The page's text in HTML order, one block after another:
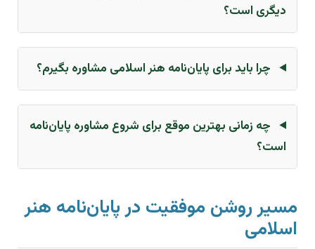
دیگری است؟
چرا باید برای پایان‌نامه هنر اسلامی مشاوره بگیرم؟
چه زمانی بهترین موقع برای شروع مشاوره پایان‌نامه
است؟
مسیر روشن موفقیت در پایان‌نامه هنر
اسلامی